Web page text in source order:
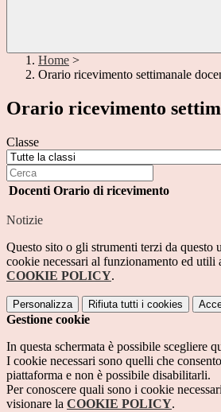
Home >
Orario ricevimento settimanale
Orario ricevimento
Classe
Docenti Orario di ricevimento
Notizie
Questo sito o gli strumenti terzi da questo
cookie necessari al funzionamento ed
COOKIE POLICY.
Personalizza Rifiuta tutti i cookies
Gestione cookie
In questa schermata è possibile scegliere
I cookie necessari sono quelli che
piattaforma e non è possibile disabilitarli.
Per conoscere quali sono i cookie
visionare la COOKIE POLICY.